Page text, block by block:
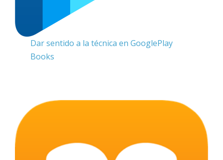
Dar sentido a la técnica en GooglePlay
Books